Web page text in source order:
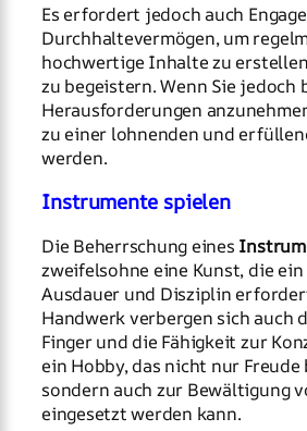
Es erfordert jedoch auch
Durchhaltevermögen, um
hochwertige Inhalte zu
zu begeistern. Wenn Sie jedoch
Herausforderungen
zu einer lohnenden und
werden.
Instrumente spielen
Die Beherrschung eines
zweifelsohne eine Kunst, die
Ausdauer und Disziplin
Handwerk verbergen sich auch
Finger und die Fähigkeit zur
ein Hobby, das nicht nur
sondern auch zur Bewältigung
eingesetzt werden kann.